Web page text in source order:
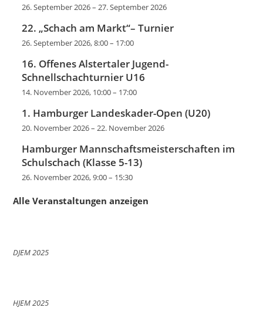
26. September 2026–27. September 2026
22. „Schach am Markt“– Turnier
26. September 2026, 8:00– 17:00
16. Offenes Alstertaler Jugend-
Schnellschachturnier U16
14. November 2026, 10:00– 17:00
1. Hamburger Landeskader-Open (U20)
20. November 2026–22. November 2026
Hamburger Mannschaftsmeisterschaften im
Schulschach (Klasse 5-13)
26. November 2026, 9:00– 15:30
Alle Veranstaltungen anzeigen
DJEM 2025
HJEM 2025